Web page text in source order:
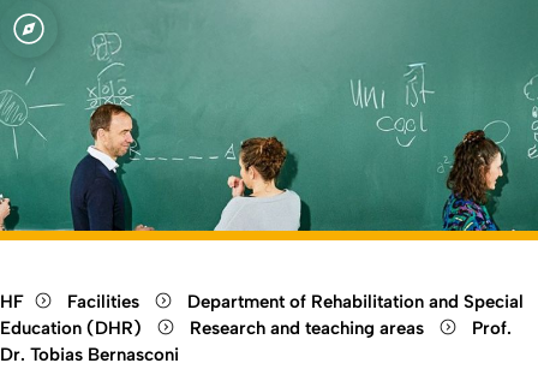
for Persons
Disabilities
Open quicklink menu
HF Facilities
Department of Rehabilitation and Special
Education (DHR)
Research and teaching areas
Prof.
Dr. Tobias Bernasconi